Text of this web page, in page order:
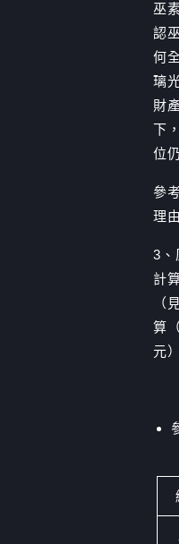
巫
認
何
璃
財
下
位
參
理
3、
計
（
算
元